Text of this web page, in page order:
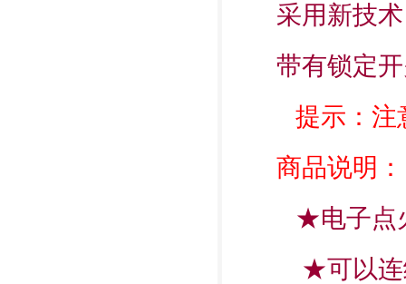
采用新技
带有锁定
提示：注
商品说明：
★电子点
★可以连